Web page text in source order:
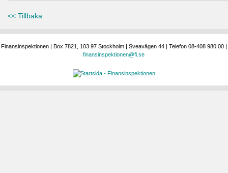
<< Tillbaka
Finansinspektionen | Box 7821, 103 97 Stockholm | Sveavägen 44 | Telefon 08-408 980 00 |
finansinspektionen@fi.se